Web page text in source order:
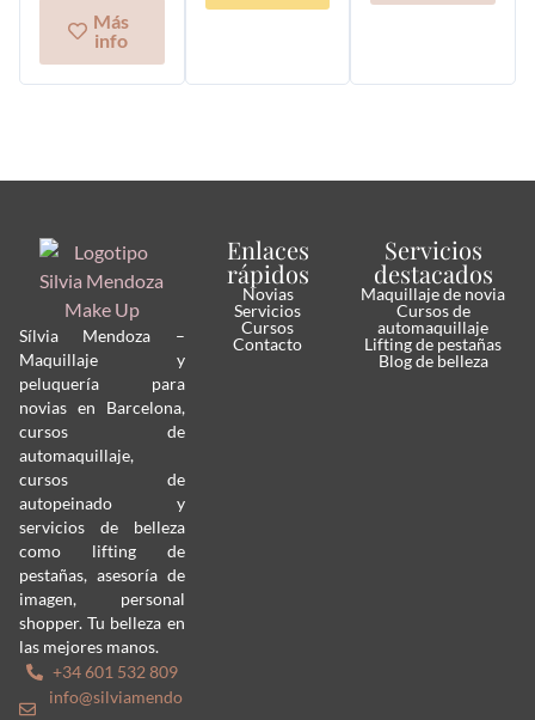
Más
info
Sílvia Mendoza –
Maquillaje y
peluquería para
novias en Barcelona,
cursos de
automaquillaje,
cursos de
autopeinado y
servicios de belleza
como lifting de
pestañas, asesoría de
imagen, personal
shopper. Tu belleza en
las mejores manos.
+34 601 532 809
info@silviamendo
Enlaces
rápidos
Novias
Servicios
Cursos
Contacto
Servicios
destacados
Maquillaje de novia
Cursos de
automaquillaje
Lifting de pestañas
Blog de belleza